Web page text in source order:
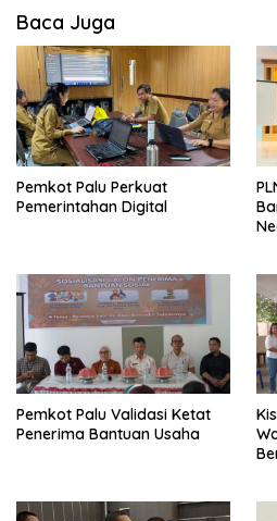
Baca Juga
Pemkot Palu Perkuat
Pemerintahan Digital
Pemkot Palu Validasi Ketat
Penerima Bantuan Usaha